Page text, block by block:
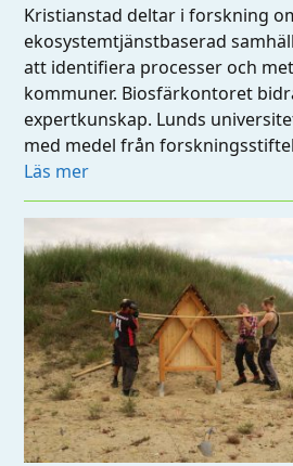
Kristianstad deltar i forskning
ekosystemtjänstbaserad
att identifiera processer och
kommuner. Biosfärkontoret
expertkunskap. Lunds
med medel från
Läs mer